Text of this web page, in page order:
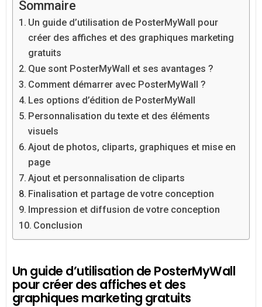
Sommaire
Un guide d’utilisation de PosterMyWall pour
créer des affiches et des graphiques marketing
gratuits
Que sont PosterMyWall et ses avantages ?
Comment démarrer avec PosterMyWall ?
Les options d’édition de PosterMyWall
Personnalisation du texte et des éléments
visuels
Ajout de photos, cliparts, graphiques et mise en
page
Ajout et personnalisation de cliparts
Finalisation et partage de votre conception
Impression et diffusion de votre conception
Conclusion
Un guide d’utilisation de PosterMyWall
pour créer des affiches et des
graphiques marketing gratuits